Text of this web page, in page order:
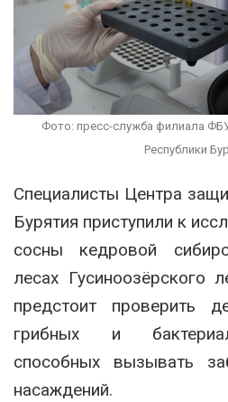
Фото: пресс-служба филиала
Республики
Специалисты Центра
Бурятия приступили к
сосны кедровой
лесах Гусиноозёрского
предстоит проверить
грибных и
способных вызывать
насаждений.